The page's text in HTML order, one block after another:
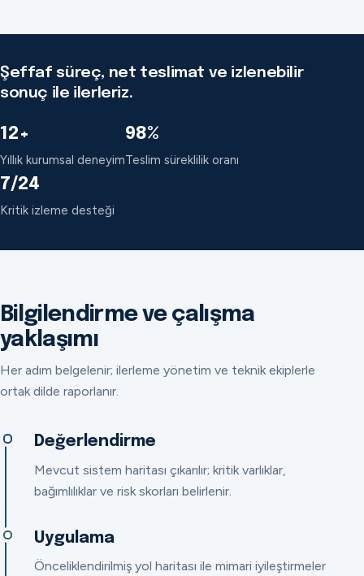
Şeffaf süreç, net teslimat ve izlenebilir
sonuç ile ilerleriz.
12+
Yıllık kurumsal deneyim
98%
Teslim süreklilik oranı
7/24
Kritik izleme desteği
Bilgilendirme ve çalışma
yaklaşımı
Her adım belgelenir; ilerleme yönetim ve teknik ekiplerle
ortak dilde raporlanır.
Değerlendirme
Mevcut sistem haritası çıkarılır; kritik varlıklar,
bağımlılıklar ve risk skorları belirlenir.
Uygulama
Önceliklendirilmiş yol haritası ile mimari iyileştirmeler